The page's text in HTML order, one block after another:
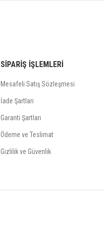
SİPARİŞ İŞLEMLERİ
Mesafeli Satış Sözleşmesi
İade Şartları
Garanti Şartları
Ödeme ve Teslimat
Gizlilik ve Güvenlik